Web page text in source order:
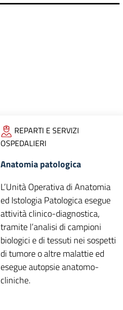
REPARTI E SERVIZI
OSPEDALIERI
Anatomia patologica
L’Unità Operativa di Anatomia
ed Istologia Patologica esegue
attività clinico-diagnostica,
tramite l’analisi di campioni
biologici e di tessuti nei sospetti
di tumore o altre malattie ed
esegue autopsie anatomo-
cliniche.